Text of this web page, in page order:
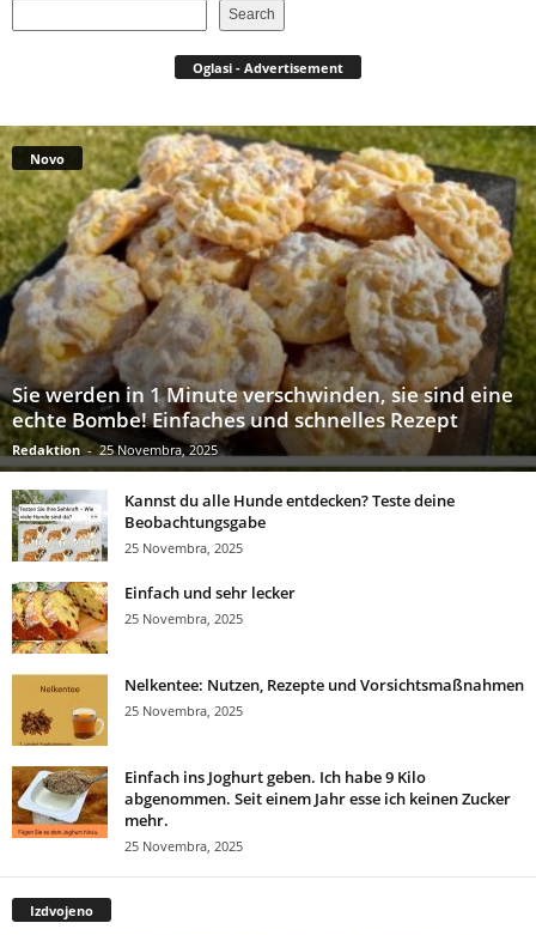
Search
Oglasi - Advertisement
Novo
Sie werden in 1 Minute verschwinden, sie sind eine
echte Bombe! Einfaches und schnelles Rezept
Redaktion - 25 Novembra, 2025
Kannst du alle Hunde entdecken? Teste deine
Beobachtungsgabe
25 Novembra, 2025
Einfach und sehr lecker
25 Novembra, 2025
Nelkentee: Nutzen, Rezepte und Vorsichtsmaßnahmen
25 Novembra, 2025
Einfach ins Joghurt geben. Ich habe 9 Kilo
abgenommen. Seit einem Jahr esse ich keinen Zucker
mehr.
25 Novembra, 2025
Izdvojeno